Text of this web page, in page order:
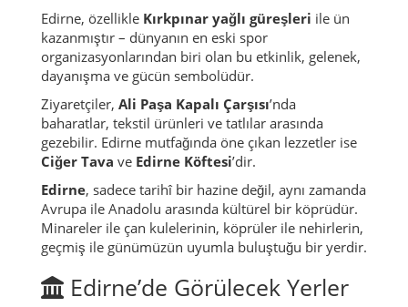
Edirne, özellikle Kırkpınar yağlı güreşleri ile ün
kazanmıştır – dünyanın en eski spor
organizasyonlarından biri olan bu etkinlik, gelenek,
dayanışma ve gücün sembolüdür.
Ziyaretçiler, Ali Paşa Kapalı Çarşısı’nda
baharatlar, tekstil ürünleri ve tatlılar arasında
gezebilir. Edirne mutfağında öne çıkan lezzetler ise
Ciğer Tava ve Edirne Köftesi’dir.
Edirne, sadece tarihî bir hazine değil, aynı zamanda
Avrupa ile Anadolu arasında kültürel bir köprüdür.
Minareler ile çan kulelerinin, köprüler ile nehirlerin,
geçmiş ile günümüzün uyumla buluştuğu bir yerdir.
Edirne’de Görülecek Yerler